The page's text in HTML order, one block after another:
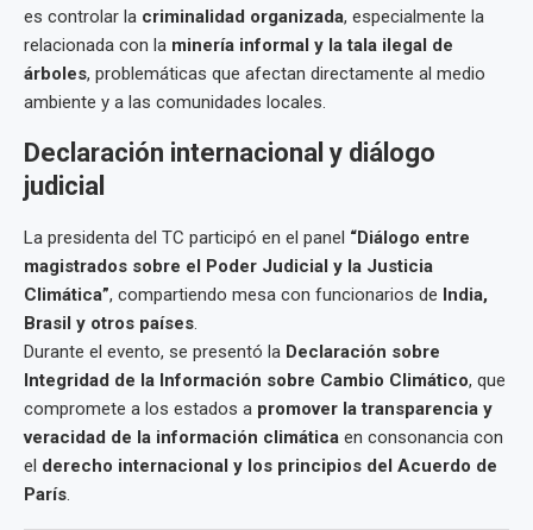
es controlar la criminalidad organizada, especialmente la
relacionada con la minería informal y la tala ilegal de
árboles, problemáticas que afectan directamente al medio
ambiente y a las comunidades locales.
Declaración internacional y diálogo
judicial
La presidenta del TC participó en el panel “Diálogo entre
magistrados sobre el Poder Judicial y la Justicia
Climática”, compartiendo mesa con funcionarios de India,
Brasil y otros países.
Durante el evento, se presentó la Declaración sobre
Integridad de la Información sobre Cambio Climático, que
compromete a los estados a promover la transparencia y
veracidad de la información climática en consonancia con
el derecho internacional y los principios del Acuerdo de
París.